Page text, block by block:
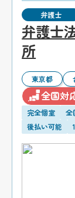
弁護士
弁護士
所
東京都
全国対
完全個室 全
後払い可能